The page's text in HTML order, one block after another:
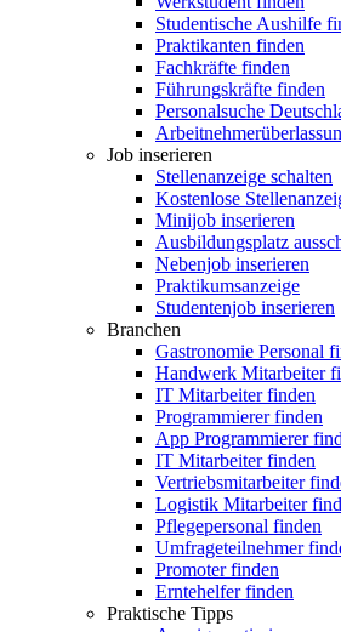
Studentische Aushilfe
Praktikanten finden
Fachkräfte finden
Führungskräfte finden
Personalsuche
Job inserieren
Stellenanzeige schalten
Kostenlose
Minijob inserieren
Ausbildungsplatz
Nebenjob inserieren
Praktikumsanzeige
Studentenjob inserieren
Branchen
Gastronomie Personal
Handwerk Mitarbeiter
IT Mitarbeiter finden
Programmierer finden
App Programmierer
IT Mitarbeiter finden
Vertriebsmitarbeiter
Logistik Mitarbeiter
Pflegepersonal finden
Umfrageteilnehmer
Promoter finden
Erntehelfer finden
Praktische Tipps